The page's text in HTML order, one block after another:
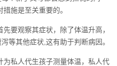
施是至关重要的。
要观察其症状，除了体温升高，
等其他症状,这有助于判断病因。
私人代生孩子测量体温，私人代